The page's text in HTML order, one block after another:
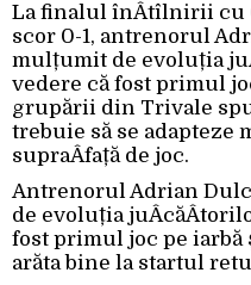
La finalul înÂ­tîlnirii cu
scor 0-1, antrenorul
mulțumit de evoluția
vedere că fost primul
grupării din Trivale
trebuie să se adapteze
supraÂ­față de joc.
Antrenorul Adrian
de evoluția
fost primul joc pe iarbă
arăta bine la startul